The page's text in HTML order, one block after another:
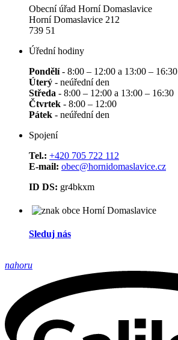
Obecní úřad Horní Domaslavice
Horní Domaslavice 212
739 51
Úřední hodiny
Pondělí- 8:00 – 12:00 a 13:00 – 16:30
Úterý - neúřední den
Středa - 8:00 – 12:00 a 13:00 – 16:30
Čtvrtek - 8:00 – 12:00
Pátek - neúřední den
Spojení
Tel.: +420 705 722 112
E-mail: obec@hornidomaslavice.cz
ID DS: gr4bkxm
Sleduj nás
nahoru